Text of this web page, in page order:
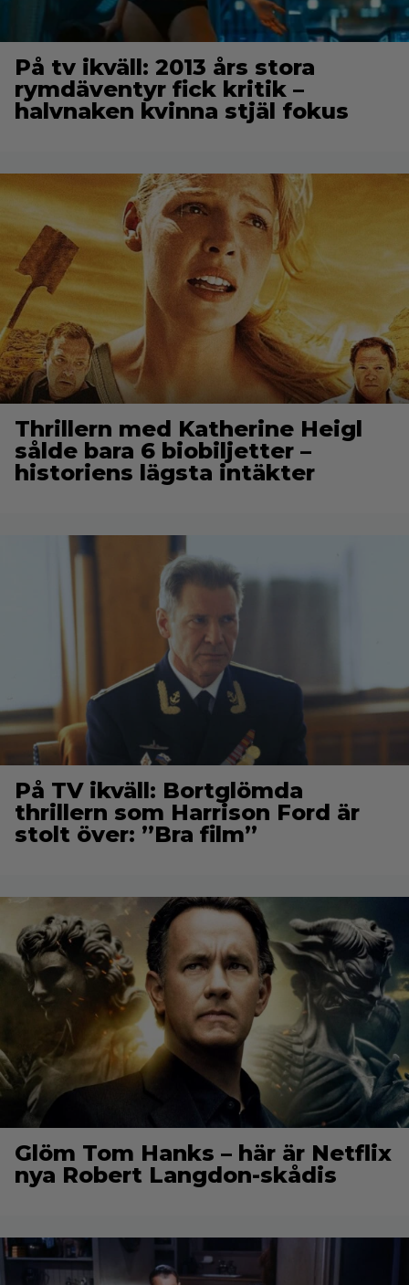
På tv ikväll: 2013 års stora
rymdäventyr fick kritik –
halvnaken kvinna stjäl fokus
Thrillern med Katherine Heigl
sålde bara 6 biobiljetter –
historiens lägsta intäkter
På TV ikväll: Bortglömda
thrillern som Harrison Ford är
stolt över: ”Bra film”
Glöm Tom Hanks – här är Netflix
nya Robert Langdon-skådis